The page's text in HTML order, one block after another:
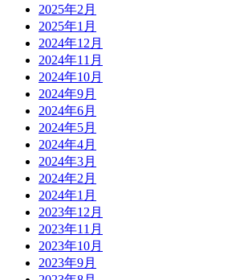
2025年2月
2025年1月
2024年12月
2024年11月
2024年10月
2024年9月
2024年6月
2024年5月
2024年4月
2024年3月
2024年2月
2024年1月
2023年12月
2023年11月
2023年10月
2023年9月